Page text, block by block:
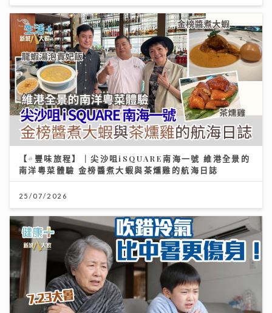
【#豐味旅程】｜尖沙咀iSQUARE南海一號 維港全景的
南洋粵菜體驗 金榜醬煮大蝦與茶燻雞的航海日誌
25/07/2026